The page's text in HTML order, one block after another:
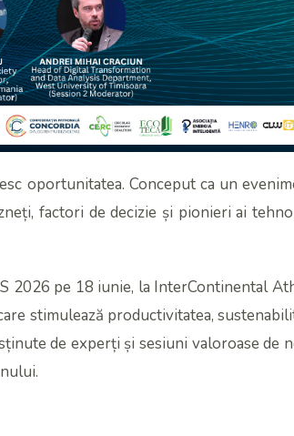
oportunitatea. Conceput ca un
factori de decizie și pionieri ai
2026 pe 18 iunie, la InterContinental
stimulează productivitatea,
de experți și sesiuni valoroase de